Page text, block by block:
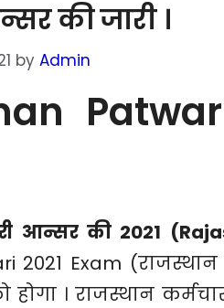
की जारी ।
by Admin
आन्सर की 2021
2021 Exam
होगा । राजस्थान